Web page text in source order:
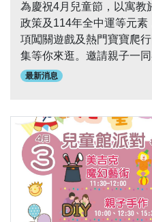
為慶祝4月兒童節，以寓教
政策及114年全中運等元
項闖關遊戲及熱門寶寶爬
集等你來逛。邀請親子一
最新消息